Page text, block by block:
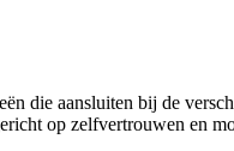
die aansluiten bij de
op zelfvertrouwen en